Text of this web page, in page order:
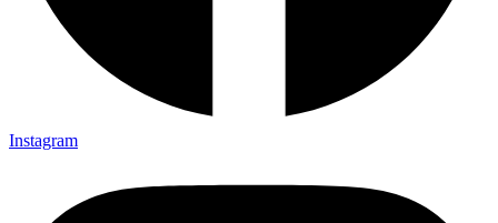
Instagram